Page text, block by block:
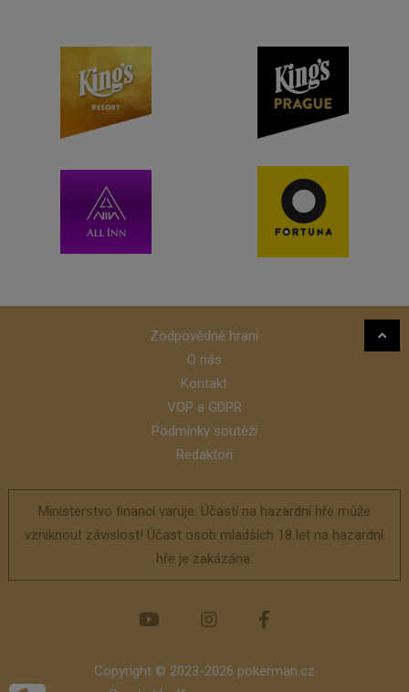
Zodpovědné hraní
O nás
Kontakt
VOP a GDPR
Podmínky soutěží
Redaktoři
Ministerstvo financí varuje: Účastí na hazardní hře může
vzniknout závislost! Účast osob mladších 18 let na hazardní
hře je zakázána.
Copyright © 2023-2026 pokerman.cz